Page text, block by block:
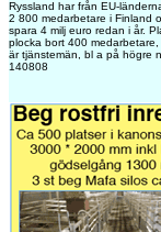
Ryssland har från EU-
2 800 medarbetare i Finland
spara 4 milj euro redan i år.
plocka bort 400
är tjänstemän, bl a på högre
140808